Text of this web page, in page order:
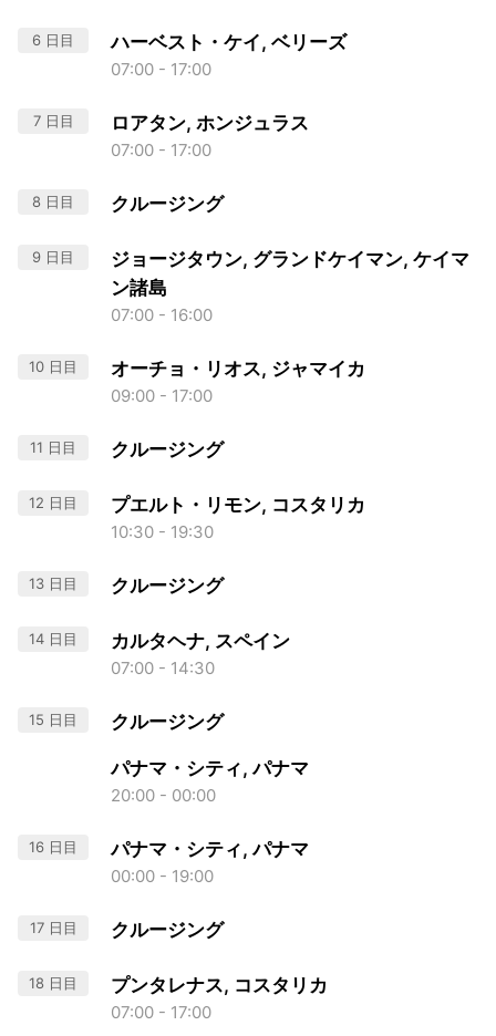
6 日目 ハーベスト・ケイ, ベリーズ
07:00 - 17:00
7 日目 ロアタン, ホンジュラス
07:00 - 17:00
8 日目 クルージング
9 日目
ジョージタウン, グランドケイマン, ケイマ
ン諸島
07:00 - 16:00
10 日目 オーチョ・リオス, ジャマイカ
09:00 - 17:00
11 日目 クルージング
12 日目 プエルト・リモン, コスタリカ
10:30 - 19:30
13 日目 クルージング
14 日目 カルタヘナ, スペイン
07:00 - 14:30
15 日目 クルージング
パナマ・シティ, パナマ
20:00 - 00:00
16 日目 パナマ・シティ, パナマ
00:00 - 19:00
17 日目 クルージング
18 日目 プンタレナス, コスタリカ
07:00 - 17:00